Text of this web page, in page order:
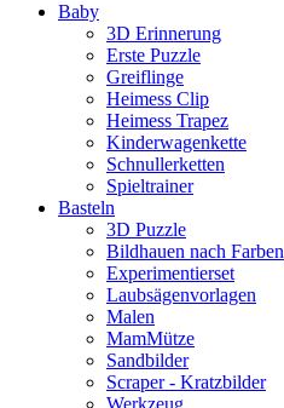
Baby
3D Erinnerung
Erste Puzzle
Greiflinge
Heimess Clip
Heimess Trapez
Kinderwagenkette
Schnullerketten
Spieltrainer
Basteln
3D Puzzle
Bildhauen nach Farben
Experimentierset
Laubsägenvorlagen
Malen
MamMütze
Sandbilder
Scraper - Kratzbilder
Werkzeug